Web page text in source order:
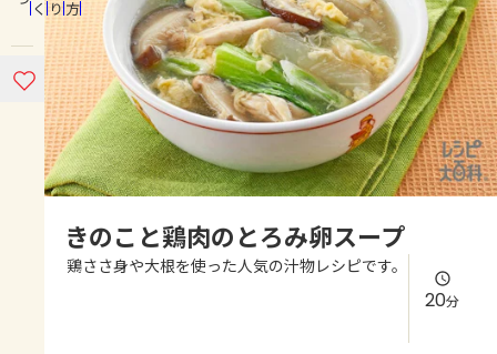
ホーム
コンテンツ
レシピ
よくあるお問い合わせ
きゅうり なす トマト
とうもろこし
ピーマン
みょうが ゴーヤ
つくり方
きのこと鶏肉のとろみ卵スープ
鶏ささ身や大根を使った人気の汁物レシピです。
20分